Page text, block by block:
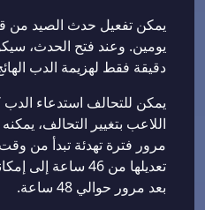
دقيقة فقط لهزيمة الدب
اللاعب بتغيير التحالف،
مرور فترة تهدئة تبدأ من
تعديلها من 46
بعد مرور حوالي 48 ساعة.